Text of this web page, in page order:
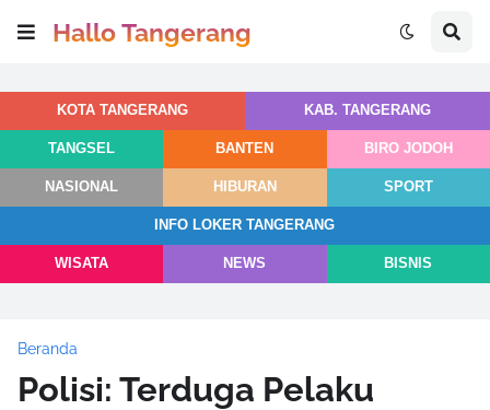
Hallo Tangerang
KOTA TANGERANG KAB. TANGERANG
TANGSEL BANTEN BIRO JODOH
NASIONAL HIBURAN SPORT
INFO LOKER TANGERANG
WISATA NEWS BISNIS
Beranda
Polisi: Terduga Pelaku